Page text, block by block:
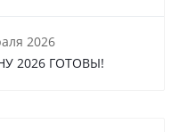
2026
2026 ГОТОВЫ!